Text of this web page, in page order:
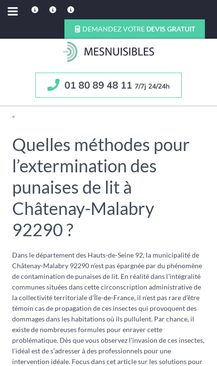
DEMANDEZ VOTRE DEVIS GRATUIT
01 80 89 48 11 7/7j 24/24h
”
Quelles méthodes pour
l’extermination des
punaises de lit à
Châtenay-Malabry
92290 ?
Dans le département des Hauts-de-Seine 92, la municipalité de
Châtenay-Malabry 92290 n’est pas épargnée par du phénomène
de contamination de punaises de lit. En réalité dans l’intégralité
communes situées dans cette circonscription administrative de
la collectivité territoriale d’Île-de-France, il n’est pas rare d’être
témoin cas de propagation de ces insectes qui provoquent des
dommages dans les habitations où ils pullulent. Par chance, il
existe de nombreuses formules pour enrayer cette
problématique. Dès que vous observez l’invasion de ces insectes,
l’idéal est de s’adresser à des professionnels pour une
intervention idéale. Focus dans cet article sur les solutions pour